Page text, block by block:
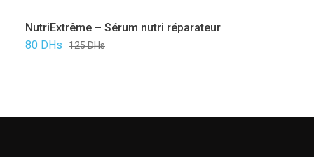
NutriExtrême – Sérum nutri réparateur
125DHs
80 DHs